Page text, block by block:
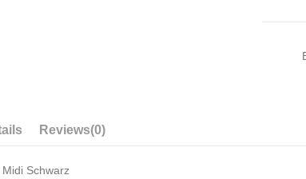
Reviews(0)
Schwarz